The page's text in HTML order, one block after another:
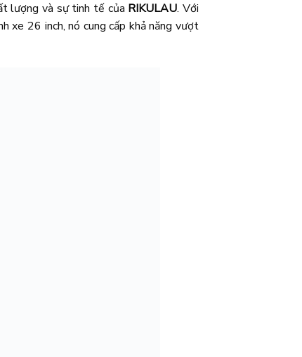
lượng và sự tinh tế của RIKULAU. Với
xe 26 inch, nó cung cấp khả năng vượt